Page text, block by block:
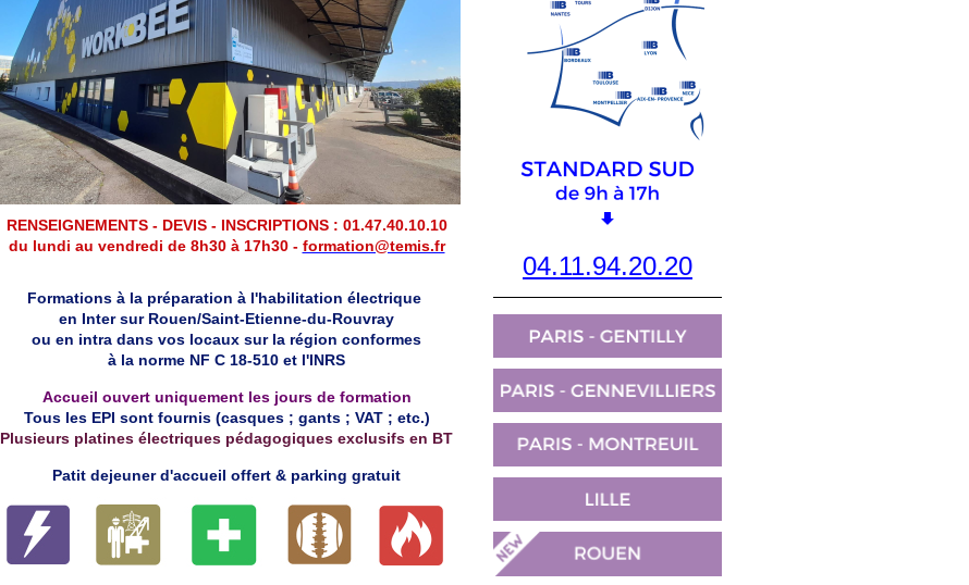
RENSEIGNEMENTS - DEVIS - INSCRIPTIONS : 01.47.40.10.10
du lundi au vendredi de 8h30 à 17h30 - formation@temis.fr
Formations à la préparation à l'habilitation électrique
en Intersur Rouen/Saint-Etienne-du-Rouvray
ou en intra dans vos locaux sur la région conformes
à la norme NF C 18-510 et l'INRS
Accueil ouvert uniquement les jours de formation
Tous les EPI sont fournis (casques ; gants ; VAT ; etc.)
Plusieurs platines électriques pédagogiques exclusifs en BT
Patit dejeuner d'accueil offert & parking gratuit
04.11.94.20.20